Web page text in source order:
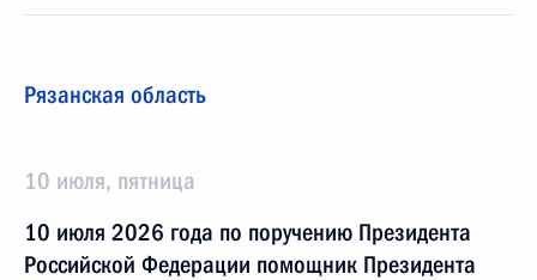
Рязанская область
10 июля, пятница
10 июля 2026 года по поручению Президента
Российской Федерации помощник Президента